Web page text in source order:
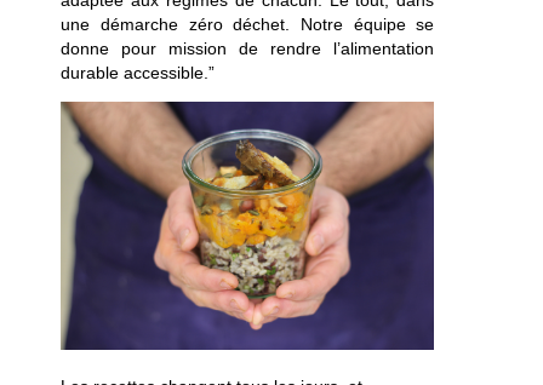
une démarche zéro déchet. Notre équipe se
donne pour mission de rendre l’alimentation
durable accessible.”